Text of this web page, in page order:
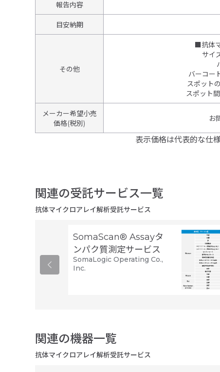
報告内容
目安納期
その他
■抗体
サイ
バーコー
スポット
スポット
メーカー希望小売
価格(税別)
お
表示価格は代表的な仕
関連の受託サービス一覧
抗体マイクロアレイ解析受託サービス
SomaScan® Assayタ
ンパク質測定サービス
SomaLogic Operating Co.,
Inc.
関連の機器一覧
抗体マイクロアレイ解析受託サービス